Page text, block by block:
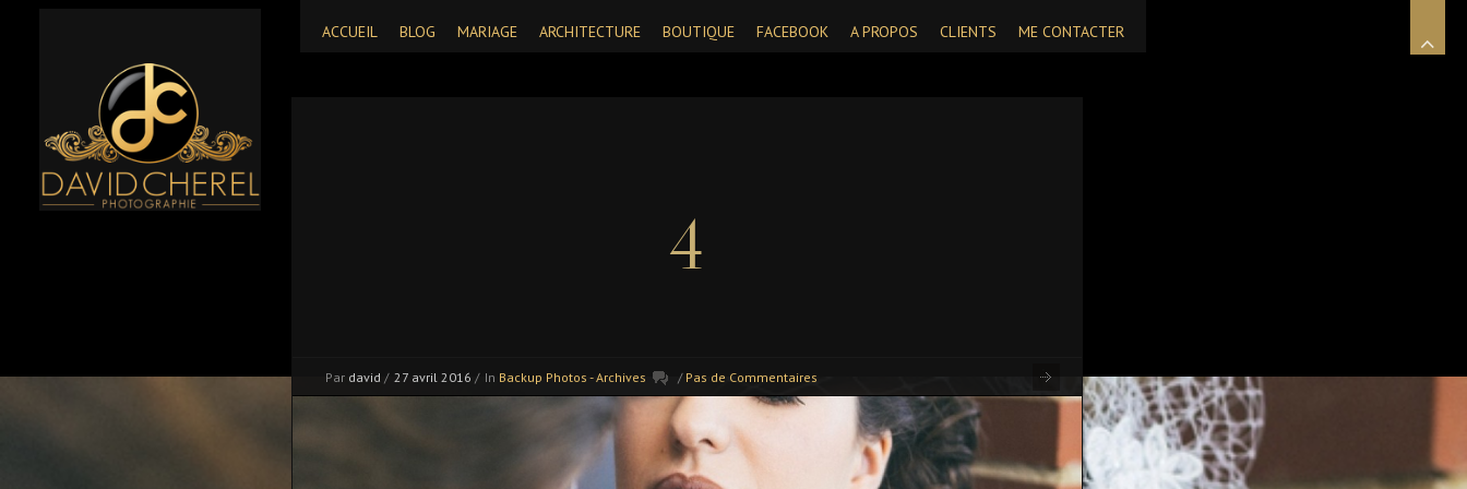
ACCUEIL BLOG MARIAGE ARCHITECTURE BOUTIQUE FACEBOOK A PROPOS CLIENTS ME CONTACTER
4
Par david / 27 avril 2016 / In Backup Photos - Archives / Pas de Commentaires